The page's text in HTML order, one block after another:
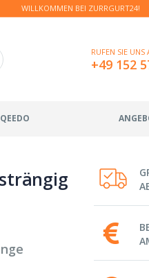
WILLKOMMEN BEI ZURRGURT24!
RUFEN SIE UNS
+49 152